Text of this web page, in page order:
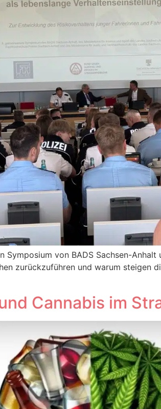
Symposium von BADS Sachsen-
zurückzuführen und warum steigen
Cannabis im